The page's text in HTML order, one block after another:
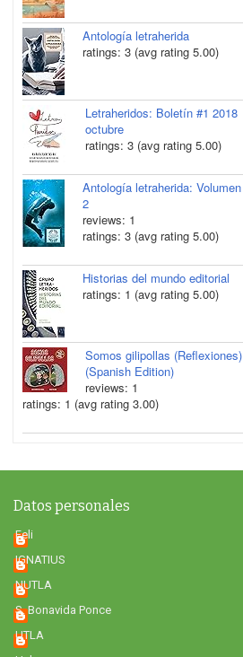
Antología letraherida
ratings: 3 (avg rating 5.00)
Letraheridos: Boletín #1 2018
octubre
ratings: 3 (avg rating 5.00)
Antología letraherida: Volumen
2
reviews: 1
ratings: 3 (avg rating 5.00)
Historias del mundo editorial
ratings: 1 (avg rating 5.00)
Somos gilipollas (Reflexiones)
(Spanish Edition)
reviews: 1
ratings: 1 (avg rating 3.00)
Datos personales
Feli
IGNATIUS
NUTLA
S. Bonavida Ponce
UTLA